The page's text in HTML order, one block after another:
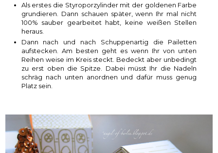
Als erstes die Styroporzylinder mit der goldenen Farbe
grundieren. Dann schauen später, wenn Ihr mal nicht
100% sauber gearbeitet habt, keine weißen Stellen
heraus.
Dann nach und nach Schuppenartig die Pailetten
aufstecken. Am besten geht es wenn Ihr von unten
Reihen weise im Kreis steckt. Bedeckt aber unbedingt
zu erst oben die Spitze. Dabei müsst Ihr die Nadeln
schräg nach unten anordnen und dafür muss genug
Platz sein.